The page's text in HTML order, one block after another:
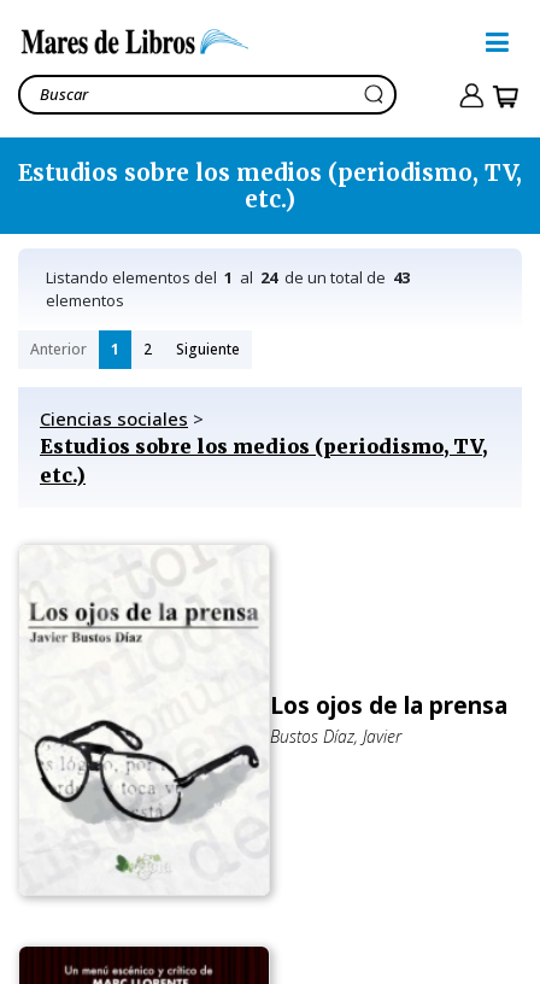
Estudios sobre los medios (periodismo, TV,
etc.)
Listando elementos del 1 al 24de un total de 43
elementos
Anterior 1 2 Siguiente
Ciencias sociales >
Estudios sobre los medios (periodismo, TV,
etc.)
Los ojos de la prensa
Bustos Díaz, Javier